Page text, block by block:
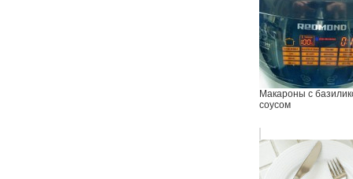
Макароны с
соусом